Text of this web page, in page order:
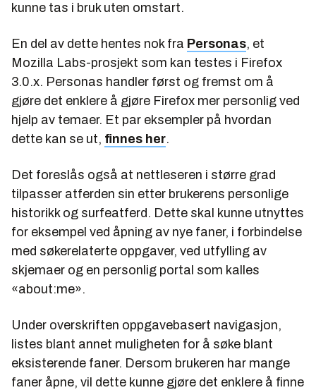
kunne tas i bruk uten omstart.
En del av dette hentes nok fra Personas, et
Mozilla Labs-prosjekt som kan testes i Firefox
3.0.x. Personas handler først og fremst om å
gjøre det enklere å gjøre Firefox mer personlig ved
hjelp av temaer. Et par eksempler på hvordan
dette kan se ut, finnes her.
Det foreslås også at nettleseren i større grad
tilpasser atferden sin etter brukerens personlige
historikk og surfeatferd. Dette skal kunne utnyttes
for eksempel ved åpning av nye faner, i forbindelse
med søkerelaterte oppgaver, ved utfylling av
skjemaer og en personlig portal som kalles
«about:me».
Under overskriften oppgavebasert navigasjon,
listes blant annet muligheten for å søke blant
eksisterende faner. Dersom brukeren har mange
faner åpne, vil dette kunne gjøre det enklere å finne